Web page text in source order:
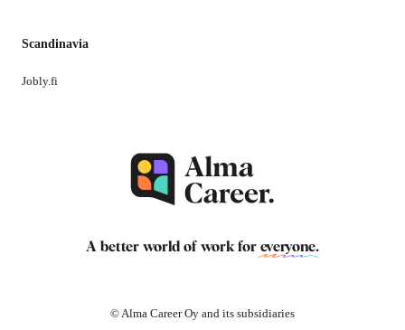
Scandinavia
Jobly.fi
A better world of work for everyone.
© Alma Career Oy and its subsidiaries